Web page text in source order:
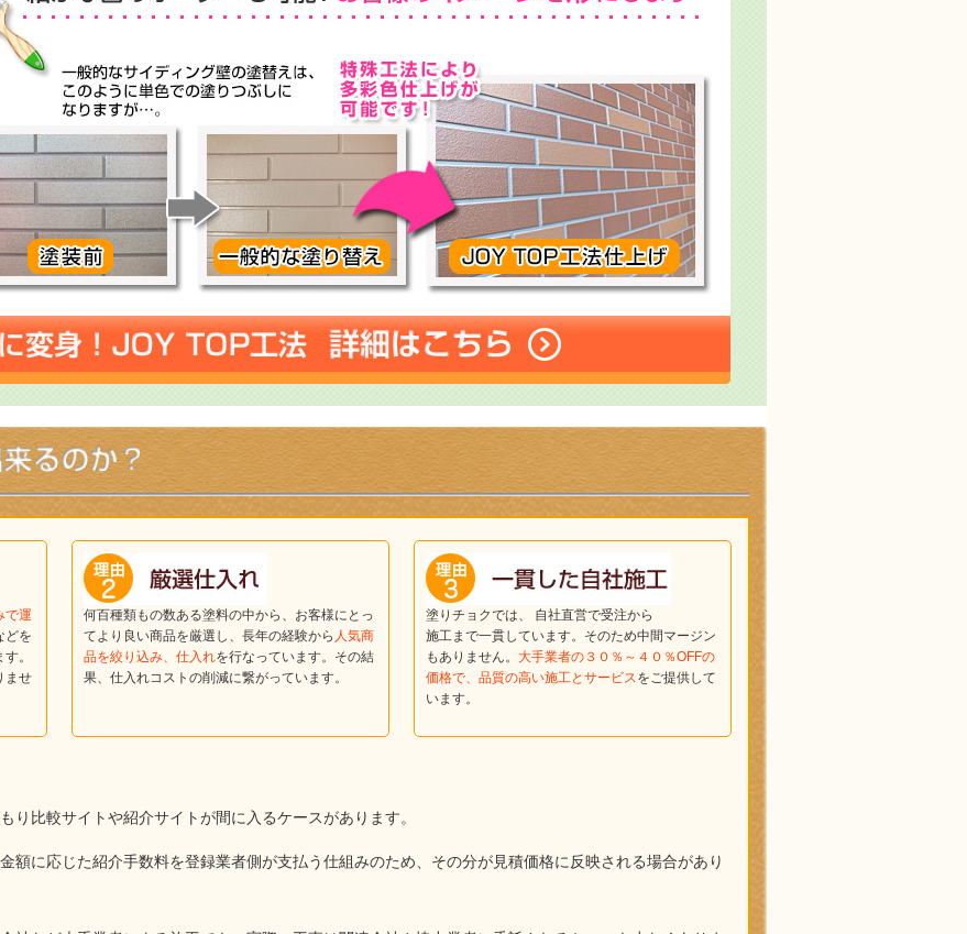
で運
どを
。
ませ
何百種類もの数ある塗料の中から、お客様にとっ
てより良い商品を厳選し、長年の経験から 人気商
品を絞り込み、仕入れを行なっています。その結
果、仕入れコストの削減に繋がっています。
塗りチョクでは、 自社直営で受注から
施工まで一貫しています。そのため中間マージン
もありません。 大手業者の３０％～４０％OFFの
価格で、品質の高い施工とサービスをご提供して
います。
り比較サイトや紹介サイトが間に入るケースがあります。
額に応じた紹介手数料を登録業者側が支払う仕組みのため、その分が見積価格に反映される場合があり